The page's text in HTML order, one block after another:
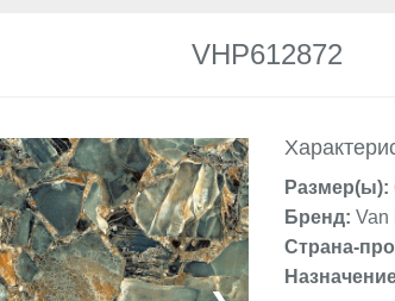
VHP612872
Размер(ы):
Бренд: Van
Страна-